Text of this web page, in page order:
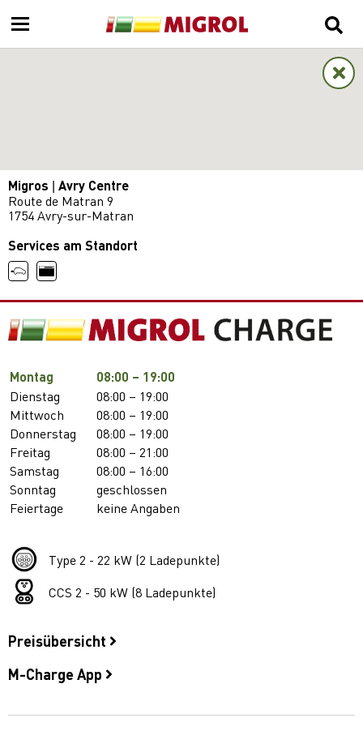
Migros | Avry Centre
Route de Matran 9
1754 Avry-sur-Matran
Services am Standort
Montag 08:00 – 19:00
Dienstag
08:00 – 19:00
Mittwoch
08:00 – 19:00
Donnerstag
08:00 – 19:00
Freitag
08:00 – 21:00
Samstag
08:00 – 16:00
Sonntag
geschlossen
Feiertage
keine Angaben
Type 2 - 22 kW (2 Ladepunkte)
CCS 2 - 50 kW (8 Ladepunkte)
Preisübersicht
M-Charge App